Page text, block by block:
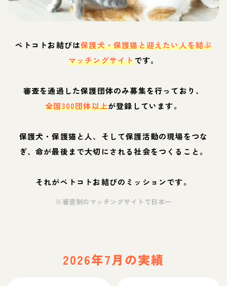
ペトコトお結びは保護犬・保護猫と迎えたい人を結ぶ
マッチングサイトです。
審査を通過した保護団体のみ募集を行っており、
全国300団体以上が登録しています。
保護犬・保護猫と人、そして保護活動の現場をつな
ぎ、命が最後まで大切にされる社会をつくること。
それがペトコトお結びのミッションです。
※審査制のマッチングサイトで日本一
2026年7月の実績